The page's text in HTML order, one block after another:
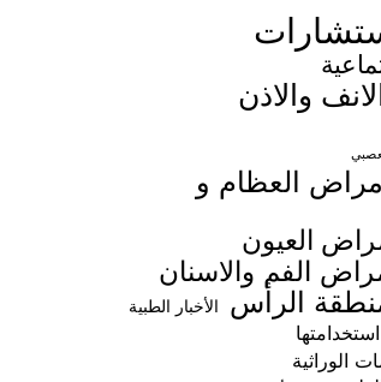
والاذن
العظام و
العيون
الفم والاسنان
الرأس الأخبار الطبية
الوراثية